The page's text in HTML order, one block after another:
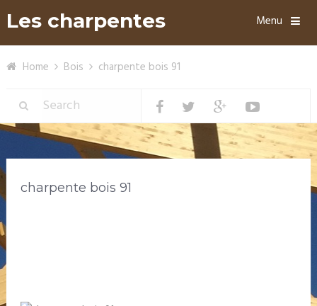
Les charpentes Menu
Home Bois charpente bois 91
charpente bois 91